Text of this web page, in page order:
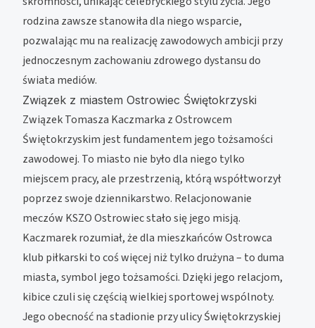
rodzina zawsze stanowiła dla niego wsparcie,
pozwalając mu na realizację zawodowych ambicji przy
jednoczesnym zachowaniu zdrowego dystansu do
świata mediów.
Związek z miastem Ostrowiec Świętokrzyski
Związek Tomasza Kaczmarka z Ostrowcem
Świętokrzyskim jest fundamentem jego tożsamości
zawodowej. To miasto nie było dla niego tylko
miejscem pracy, ale przestrzenią, którą współtworzył
poprzez swoje dziennikarstwo. Relacjonowanie
meczów KSZO Ostrowiec stało się jego misją.
Kaczmarek rozumiał, że dla mieszkańców Ostrowca
klub piłkarski to coś więcej niż tylko drużyna – to duma
miasta, symbol jego tożsamości. Dzięki jego relacjom,
kibice czuli się częścią wielkiej sportowej wspólnoty.
Jego obecność na stadionie przy ulicy Świętokrzyskiej